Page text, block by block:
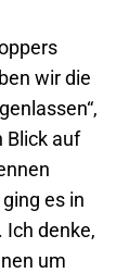
wir die
Blick auf
es in
Ich denke,
um